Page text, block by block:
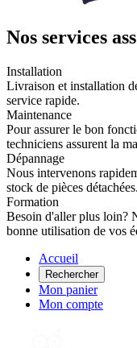
Nos services
Installation
Livraison et installation
service rapide.
Maintenance
Pour assurer le bon
techniciens assurent la
Dépannage
Nous intervenons
stock de pièces détachées.
Formation
Besoin d'aller plus loin?
bonne utilisation de vos
Accueil
Rechercher
Mon panier
Mon compte